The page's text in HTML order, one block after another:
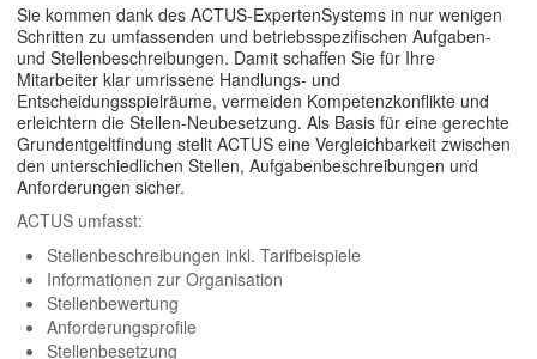
Sie kommen dank des ACTUS-ExpertenSystems in nur wenigen
Schritten zu umfassenden und betriebsspezifischen Aufgaben-
und Stellenbeschreibungen. Damit schaffen Sie für Ihre
Mitarbeiter klar umrissene Handlungs- und
Entscheidungsspielräume, vermeiden Kompetenzkonflikte und
erleichtern die Stellen-Neubesetzung. Als Basis für eine gerechte
Grundentgeltfindung stellt ACTUS eine Vergleichbarkeit zwischen
den unterschiedlichen Stellen, Aufgabenbeschreibungen und
Anforderungen sicher.
ACTUS umfasst:
Stellenbeschreibungen inkl. Tarifbeispiele
Informationen zur Organisation
Stellenbewertung
Anforderungsprofile
Stellenbesetzung